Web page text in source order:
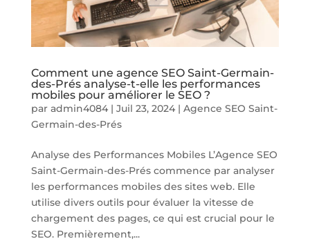
Comment une agence SEO Saint-Germain-
des-Prés analyse-t-elle les performances
mobiles pour améliorer le SEO ?
par admin4084| Juil 23, 2024| Agence SEO Saint-
Germain-des-Prés
Analyse des Performances Mobiles L’Agence SEO
Saint-Germain-des-Prés commence par analyser
les performances mobiles des sites web. Elle
utilise divers outils pour évaluer la vitesse de
chargement des pages, ce qui est crucial pour le
SEO. Premièrement,...